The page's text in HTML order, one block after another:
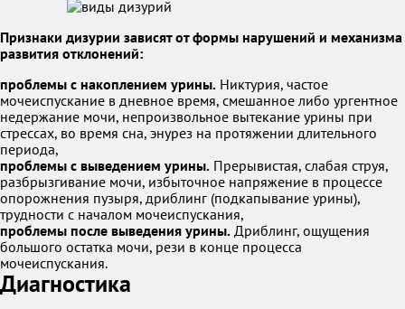
Признаки дизурии зависят от формы нарушений и механизма
развития отклонений:
проблемы с накоплением урины. Никтурия, частое
мочеиспускание в дневное время, смешанное либо ургентное
недержание мочи, непроизвольное вытекание урины при
стрессах, во время сна, энурез на протяжении длительного
периода,
проблемы с выведением урины. Прерывистая, слабая струя,
разбрызгивание мочи, избыточное напряжение в процессе
опорожнения пузыря, дриблинг (подкапывание урины),
трудности с началом мочеиспускания,
проблемы после выведения урины. Дриблинг, ощущения
большого остатка мочи, рези в конце процесса
мочеиспускания.
Диагностика